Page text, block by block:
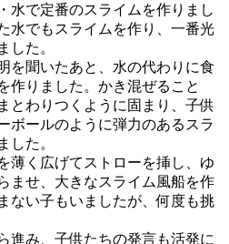
水で定番のスライムを作りまし
水でもスライムを作り、一番光
した。
を聞いたあと、水の代わりに食
作りました。かき混ぜること
とわりつくように固まり、子供
ボールのように弾力のあるスラ
した。
薄く広げてストローを挿し、ゆ
ませ、大きなスライム風船を作
ない子もいましたが、何度も挑
進み、子供たちの発言も活発に